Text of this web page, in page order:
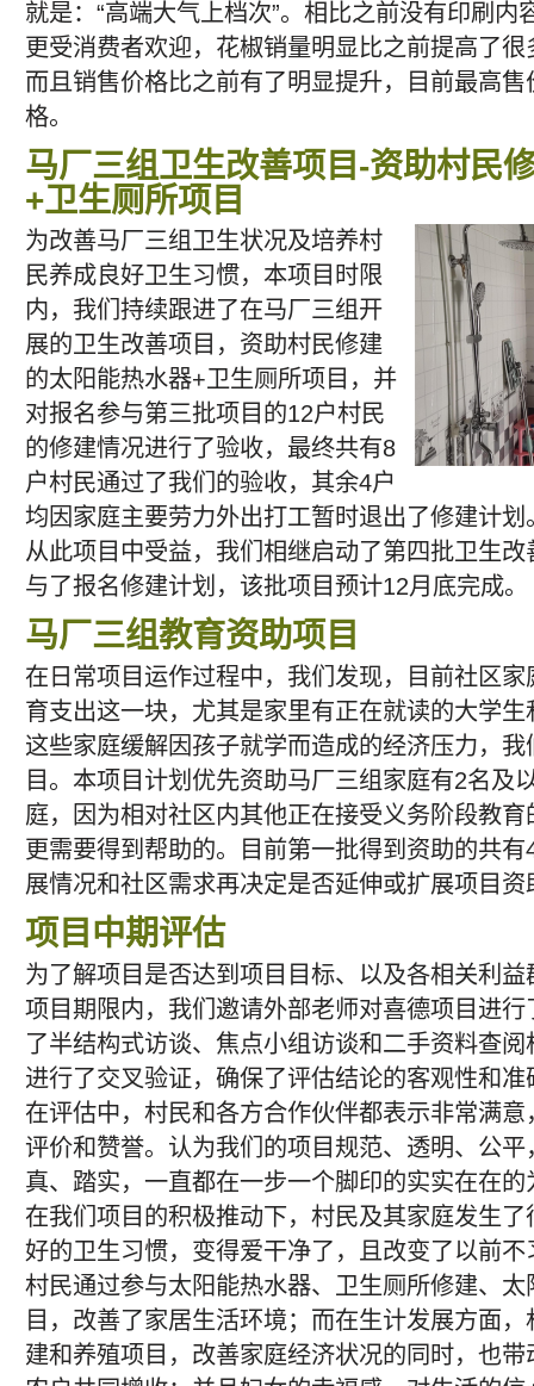
就是：“高端大气上档次”。相比之前没有印刷
更受消费者欢迎，花椒销量明显比之前提高了
而且销售价格比之前有了明显提升，目前最高
格。
马厂三组卫生改善项目-资助村民
+卫生厕所项目
为改善马厂三组卫生状况及培养村
民养成良好卫生习惯，本项目时限
内，我们持续跟进了在马厂三组开
展的卫生改善项目，资助村民修建
的太阳能热水器+卫生厕所项目，并
对报名参与第三批项目的12户村民
的修建情况进行了验收，最终共有8
户村民通过了我们的验收，其余4户
均因家庭主要劳力外出打工暂时退出了修建计
从此项目中受益，我们相继启动了第四批卫生
与了报名修建计划，该批项目预计12月底完成。
马厂三组教育资助项目
在日常项目运作过程中，我们发现，目前社区
育支出这一块，尤其是家里有正在就读的大学
这些家庭缓解因孩子就学而造成的经济压力，
目。本项目计划优先资助马厂三组家庭有2名及
庭，因为相对社区内其他正在接受义务阶段教
更需要得到帮助的。目前第一批得到资助的共
展情况和社区需求再决定是否延伸或扩展项目资
项目中期评估
为了解项目是否达到项目目标、以及各相关利
项目期限内，我们邀请外部老师对喜德项目进
了半结构式访谈、焦点小组访谈和二手资料查
进行了交叉验证，确保了评估结论的客观性和准
在评估中，村民和各方合作伙伴都表示非常满
评价和赞誉。认为我们的项目规范、透明、公
真、踏实，一直都在一步一个脚印的实实在在
在我们项目的积极推动下，村民及其家庭发生
好的卫生习惯，变得爱干净了，且改变了以前
村民通过参与太阳能热水器、卫生厕所修建、
目，改善了家居生活环境；而在生计发展方面
建和养殖项目，改善家庭经济状况的同时，也